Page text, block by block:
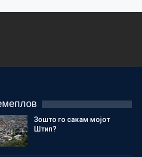
Зошто го сакам мојот
Штип?